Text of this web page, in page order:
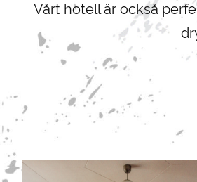
Vårt hotell är också